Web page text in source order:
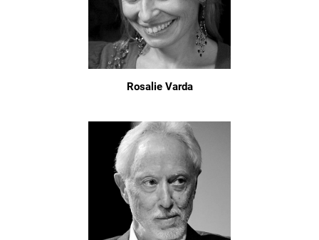
Rosalie Varda